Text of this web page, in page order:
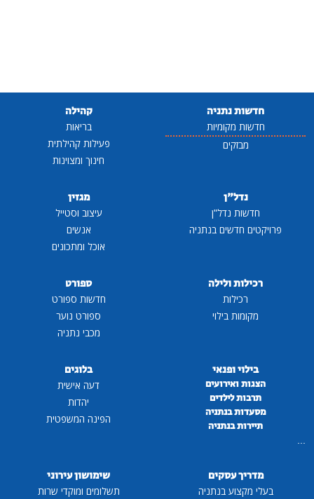
חדשות נתניה
חדשות מקומיות
מבזקים
קהילה
בריאות
פעילות קהילתית
חינוך ומצוינות
נדל"ן
חדשות נדל"ן
פרויקטים חדשים בנתניה
מגזין
עיצוב וסטייל
אנשים
אוכל ומתכונים
רכילות ולילה
רכילות
מקומות בילוי
ספורט
חדשות ספורט
ספורט נוער
מכבי נתניה
בילוי ופנאי
הצגות ואירועים
תרבות לילדים
מסעדות בנתניה
תיירות בנתניה
...
בלוגים
דעה אישית
יהדות
הפינה המשפטית
מדריך עסקים
בעלי מקצוע בנתניה
שימושון עירוני
תשלומים ומוקדי שרות